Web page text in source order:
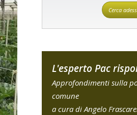
Cerca
L'esperto Pac
Approfondimenti sulla
comune
a cura di Angelo